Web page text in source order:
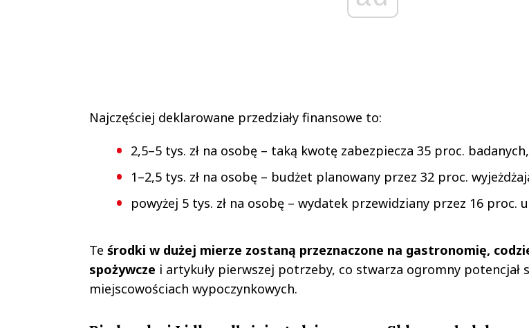
Najczęściej deklarowane przedziały finansowe to:
2,5–5 tys. zł na osobę – taką kwotę zabezpiecza 35 proc. badanych,
1–2,5 tys. zł na osobę – budżet planowany przez 32 proc.
powyżej 5 tys. zł na osobę – wydatek przewidziany przez 16 proc.
Te środki w dużej mierze zostaną przeznaczone na gastronomię,
spożywcze i artykuły pierwszej potrzeby, co stwarza ogromny potencjał
miejscowościach wypoczynkowych.